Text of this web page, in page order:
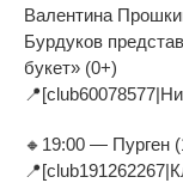
Валентина
Бурдуков
букет» (0+)
🔸19:00 — Пурген